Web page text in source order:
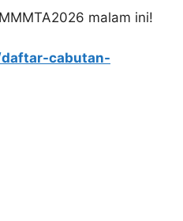
malam ini!
daftar-cabutan-